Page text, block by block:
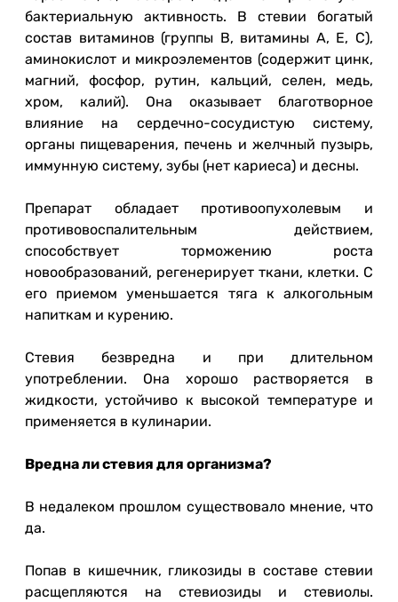
бактериальную активность. В стевии богатый
состав витаминов (группы В, витамины А, Е, С),
аминокислот и микроэлементов (содержит цинк,
магний, фосфор, рутин, кальций, селен, медь,
хром, калий). Она оказывает благотворное
влияние на сердечно-сосудистую систему,
органы пищеварения, печень и желчный пузырь,
иммунную систему, зубы (нет кариеса) и десны.
Препарат обладает противоопухолевым и
противовоспалительным действием,
способствует торможению роста
новообразований, регенерирует ткани, клетки. С
его приемом уменьшается тяга к алкогольным
напиткам и курению.
Стевия безвредна и при длительном
употреблении. Она хорошо растворяется в
жидкости, устойчиво к высокой температуре и
применяется в кулинарии.
Вредна ли стевия для организма?
В недалеком прошлом существовало мнение, что
да.
Попав в кишечник, гликозиды в составе стевии
расщепляются на стевиозиды и стевиолы.